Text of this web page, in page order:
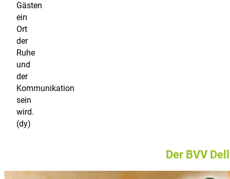
Gästen
ein
Ort
der
Ruhe
und
der
Kommunikation
sein
wird.
(dy)
Der BVV